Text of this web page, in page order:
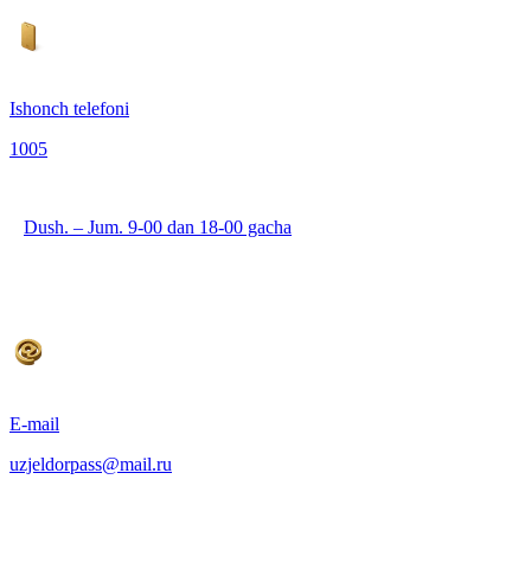
Ishonch telefoni
1005
Dush. – Jum. 9-00 dan 18-00 gacha
E-mail
uzjeldorpass@mail.ru